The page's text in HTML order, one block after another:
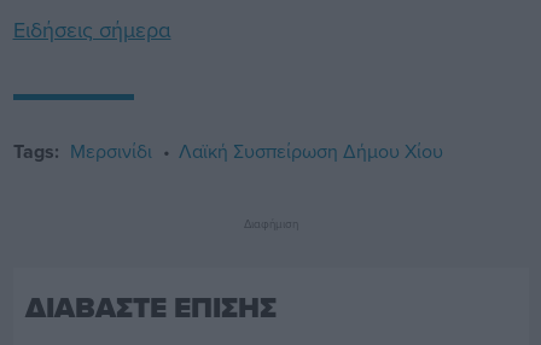
Ειδήσεις σήμερα
Tags: Μερσινίδι Λαϊκή Συσπείρωση Δήμου Χίου
Διαφήμιση
ΔΙΑΒΑΣΤΕ ΕΠΙΣΗΣ